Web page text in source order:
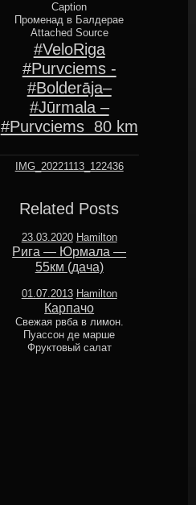
Caption
Променад в Балдерае
Attached Source
#VeloRiga
#Purvciems -
#Bolderāja–
#Jūrmala –
#Purvciems ‍ 80 km
IMG_20221113_122436
Related Posts
23.03.2020 Hamilton
Рига — Юрмала —
55км (дача)
01.07.2013 Hamilton
Карпачо
Свежая рвба в лимон.
Пуассон де марше
Фруктовый салат